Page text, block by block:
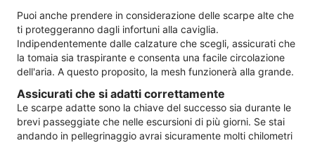
Puoi anche prendere in considerazione delle scarpe alte che
ti proteggeranno dagli infortuni alla caviglia.
Indipendentemente dalle calzature che scegli, assicurati che
la tomaia sia traspirante e consenta una facile circolazione
dell'aria. A questo proposito, la mesh funzionerà alla grande.
Assicurati che si adatti correttamente
Le scarpe adatte sono la chiave del successo sia durante le
brevi passeggiate che nelle escursioni di più giorni. Se stai
andando in pellegrinaggio avrai sicuramente molti chilometri